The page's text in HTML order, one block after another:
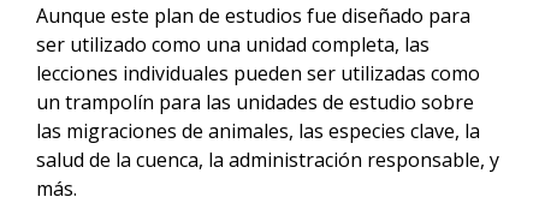
Aunque este plan de estudios fue diseñado para
ser utilizado como una unidad completa, las
lecciones individuales pueden ser utilizadas como
un trampolín para las unidades de estudio sobre
las migraciones de animales, las especies clave, la
salud de la cuenca, la administración responsable, y
más.